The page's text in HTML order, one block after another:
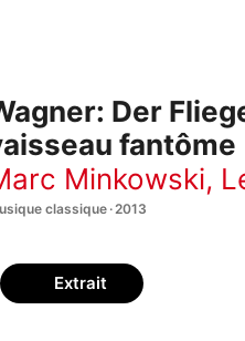
Der
fantôme
Minkowski,
classique · 2013
Extrait